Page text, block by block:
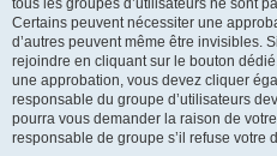
tous les groupes d’utilisateurs ne sont
Certains peuvent nécessiter une
d’autres peuvent même être invisibles.
rejoindre en cliquant sur le bouton
une approbation, vous devez cliquer
responsable du groupe d’utilisateurs
pourra vous demander la raison de
responsable de groupe s’il refuse votre